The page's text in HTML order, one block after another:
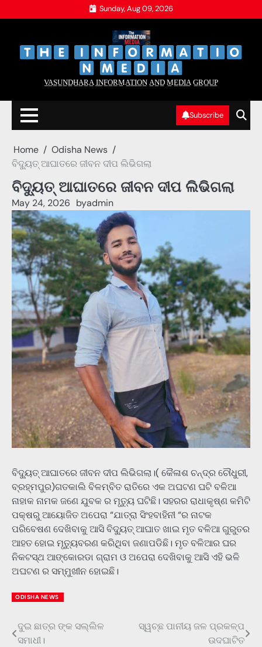
to
Sunday, Aug 09, 2026
V̲A̲S̲U̲N̲D̲H̲A̲R̲A̲ I̲N̲F̲O̲R̲M̲A̲T̲I̲O̲N̲ A̲N̲D̲ M̲E̲D̲I̲A̲ G̲R̲O̲U̲P̲
Subscribe
Home
Odisha News
ବିଦ୍ୟୁତ୍ ଆଘାତରେ ଜୀବନ ଦୀପ ଲିଭିଗଲା
ବିଦ୍ୟୁତ୍ ଆଘାତରେ ଜୀବନ ଦୀପ ଲିଭିଗଲା
May 24, 2026 byadmin
ବିଦ୍ୟୁତ୍ ଆଘାତରେ ଜୀବନ ଦୀପ ଲିଭିଗଲା।( କୈଳାଶ ଚନ୍ଦ୍ର ଚୌଧୁରୀ,
ବ୍ରହ୍ମପୁର)ଗତକାଲି ବିଳମ୍ବିତ ରାତିରେ ଏକ ଅଘଟଣ ଘଟି ବଳିଆ
ନାହାକ ନାମକ ଜଣେ ଯୁବକ ର ମୃତ୍ୟୁ ଘଟିଛି। ସହରର ରାଧାକୃଷ୍ଣ କମିଟି
ପକ୍ଷରୁ ଆୟୋଜିତ ଅପେରା “ଯାତ୍ରା ସିଂହବାହିନୀ “ର ନାଟକ
ପରିବେଷଣ ଦେଖିବାକୁ ଆସି ବିଦ୍ୟୁତ୍ ଆଘାତ ଖାଇ ମୃତ ବଳିଆ ଗୁରୁତର
ଆହତ ହୋଇ ମୃତ୍ୟୁବରଣ କରିଥିବା ଜଣାପଡିଛି। ମୃତ ବଳିଆର ଘର
ନିକଟସ୍ଥ ଆଙ୍କୋରଡା ଗ୍ରାମ ଓ ଅପେରା ଦେଖିବାକୁ ଆସି ଏହି ଭଳି
ଅଘଟଣ ର ସମ୍ମୁଖୀନ ହୋଇଛି।
ODISHA NEWS
Post
ଦୁଇ ଛାତ୍ର ଙ୍କ ସଲ୍ଲିଳ
ସମାଧୀ।
ସ୍ୱଚ୍ଛ ପାନୀୟ ଜଳ ପ୍ରକଳ୍ପ
ଉଦଘାଟିତ